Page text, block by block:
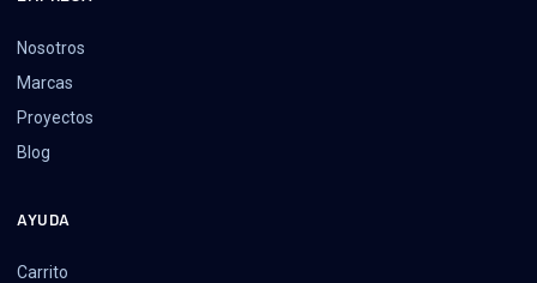
Nosotros
Marcas
Proyectos
Blog
AYUDA
Carrito